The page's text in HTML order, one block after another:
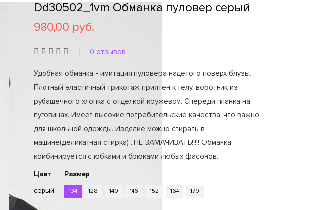
Dd30502_1vm Обманка пуловер серый
980,00 руб.
0 отзывов
Удобная обманка - имитация пуловера надетого поверх блузы.
Плотный эластичный трикотаж приятен к телу, воротник из
рубашечного хлопка с отделкой кружевом. Спереди планка на
пуговицах. Имеет высокие потребительские качества, что важно
для школьной одежды. Изделие можно стирать в
машине(деликатная стирка) . НЕ ЗАМАЧИВАТЬ!!!!! Обманка
комбинируется с юбками и брюками любых фасонов.
Цвет
серый
Размер
134 128 140 146 152 164 170